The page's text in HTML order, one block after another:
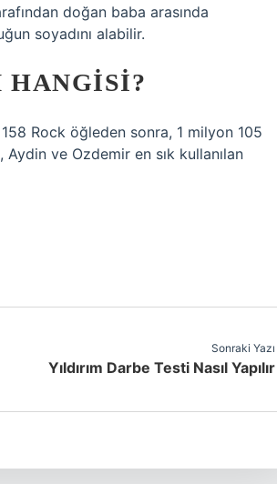
doğan baba arasında
soyadını alabilir.
HANGISI?
Rock öğleden sonra, 1 milyon 105
ve Ozdemir en sık kullanılan
Sonraki Yazı
Yıldırım Darbe Testi Nasıl Yapılır